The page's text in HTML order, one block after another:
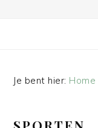
Je bent hier: Home